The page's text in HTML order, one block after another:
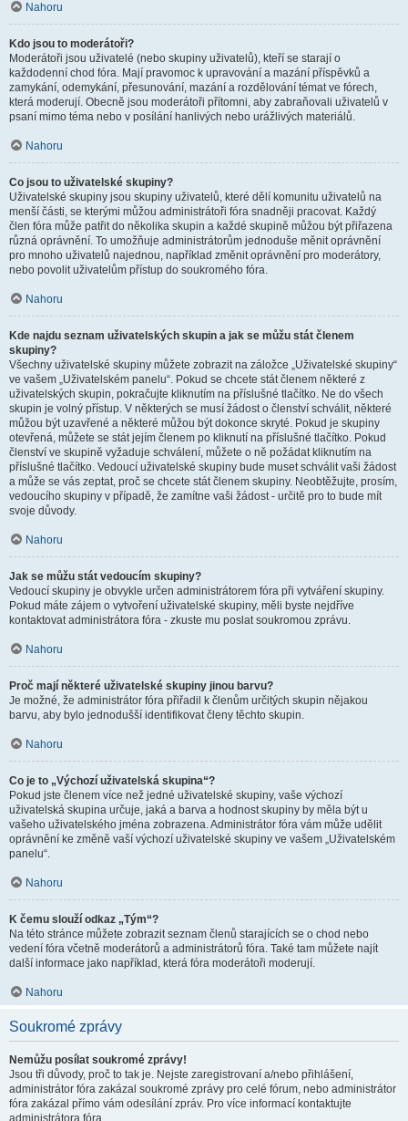
Nahoru
Kdo jsou to moderátoři?
Moderátoři jsou uživatelé (nebo skupiny uživatelů), kteří se starají o
každodenní chod fóra. Mají pravomoc k upravování a mazání příspěvků a
zamykání, odemykání, přesunování, mazání a rozdělování témat ve fórech,
která moderují. Obecně jsou moderátoři přítomni, aby zabraňovali uživatelů v
psaní mimo téma nebo v posílání hanlivých nebo urážlivých materiálů.
Nahoru
Co jsou to uživatelské skupiny?
Uživatelské skupiny jsou skupiny uživatelů, které dělí komunitu uživatelů na
menší části, se kterými můžou administrátoři fóra snadněji pracovat. Každý
člen fóra může patřit do několika skupin a každé skupině můžou být přiřazena
různá oprávnění. To umožňuje administrátorům jednoduše měnit oprávnění
pro mnoho uživatelů najednou, například změnit oprávnění pro moderátory,
nebo povolit uživatelům přístup do soukromého fóra.
Nahoru
Kde najdu seznam uživatelských skupin a jak se můžu stát členem
skupiny?
Všechny uživatelské skupiny můžete zobrazit na záložce „Uživatelské skupiny“
ve vašem „Uživatelském panelu“. Pokud se chcete stát členem některé z
uživatelských skupin, pokračujte kliknutím na příslušné tlačítko. Ne do všech
skupin je volný přístup. V některých se musí žádost o členství schválit, některé
můžou být uzavřené a některé můžou být dokonce skryté. Pokud je skupiny
otevřená, můžete se stát jejím členem po kliknutí na příslušné tlačítko. Pokud
členství ve skupině vyžaduje schválení, můžete o ně požádat kliknutím na
příslušné tlačítko. Vedoucí uživatelské skupiny bude muset schválit vaši žádost
a může se vás zeptat, proč se chcete stát členem skupiny. Neobtěžujte, prosím,
vedoucího skupiny v případě, že zamítne vaši žádost - určitě pro to bude mít
svoje důvody.
Nahoru
Jak se můžu stát vedoucím skupiny?
Vedoucí skupiny je obvykle určen administrátorem fóra při vytváření skupiny.
Pokud máte zájem o vytvoření uživatelské skupiny, měli byste nejdříve
kontaktovat administrátora fóra - zkuste mu poslat soukromou zprávu.
Nahoru
Proč mají některé uživatelské skupiny jinou barvu?
Je možné, že administrátor fóra přiřadil k členům určitých skupin nějakou
barvu, aby bylo jednodušší identifikovat členy těchto skupin.
Nahoru
Co je to „Výchozí uživatelská skupina“?
Pokud jste členem více než jedné uživatelské skupiny, vaše výchozí
uživatelská skupina určuje, jaká a barva a hodnost skupiny by měla být u
vašeho uživatelského jména zobrazena. Administrátor fóra vám může udělit
oprávnění ke změně vaší výchozí uživatelské skupiny ve vašem „Uživatelském
panelu“.
Nahoru
K čemu slouží odkaz „Tým“?
Na této stránce můžete zobrazit seznam členů starajících se o chod nebo
vedení fóra včetně moderátorů a administrátorů fóra. Také tam můžete najít
další informace jako například, která fóra moderátoři moderují.
Nahoru
Soukromé zprávy
Nemůžu posílat soukromé zprávy!
Jsou tři důvody, proč to tak je. Nejste zaregistrovaní a/nebo přihlášení,
administrátor fóra zakázal soukromé zprávy pro celé fórum, nebo administrátor
fóra zakázal přímo vám odesílání zpráv. Pro více informací kontaktujte
administrátora fóra.